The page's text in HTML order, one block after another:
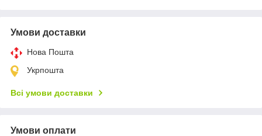
Умови доставки
Нова Пошта
Укрпошта
Всі умови доставки
Умови оплати